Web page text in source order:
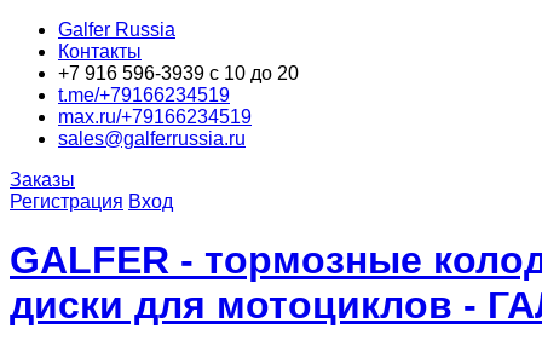
Galfer Russia
Контакты
+7 916 596-3939 с 10 до 20
t.me/+79166234519
max.ru/+79166234519
sales@galferrussia.ru
Заказы
Регистрация Вход
GALFER - тормозные
диски для мотоциклов -